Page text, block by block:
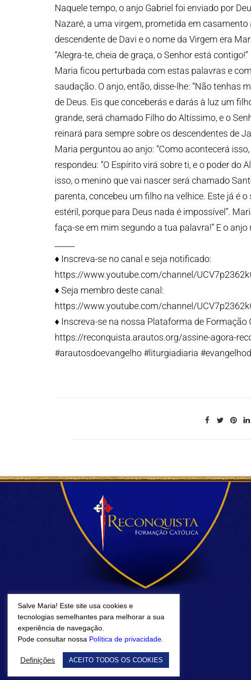
Naquele tempo, o anjo Gabriel foi enviado por
Nazaré, a uma virgem, prometida em
descendente de Davi e o nome da Virgem era
“Alegra-te, cheia de graça, o Senhor está contigo!”
Maria ficou perturbada com estas palavras e
saudação. O anjo, então, disse-lhe: “Não tenhas
de Deus. Eis que conceberás e darás à luz um
grande, será chamado Filho do Altíssimo, e o
reinará para sempre sobre os descendentes de
Maria perguntou ao anjo: “Como acontecerá
respondeu: “O Espírito virá sobre ti, e o poder
isso, o menino que vai nascer será chamado
parenta, concebeu um filho na velhice. Este já é
estéril, porque para Deus nada é impossível”.
faça-se em mim segundo a tua palavra!” E o anjo
♦️ Inscreva-se no canal e seja notificado:
https://www.youtube.com/channel/
♦️ Seja membro deste canal:
https://www.youtube.com/channel/
♦️ Inscreva-se na nossa Plataforma de Formação
https://reconquista.arautos.org/assine-agora-
#arautosdoevangelho #liturgiadiaria
Salve Maria! Este site usa cookies e
tecnologias semelhantes para melhorar a sua
experiência de navegação.
Pode consultar nossa Política de privacidade.
Definições ACEITO TODOS OS COOKIES